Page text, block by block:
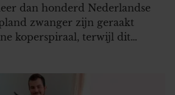
dan honderd Nederlandse
zwanger zijn geraakt
koperspiraal, terwijl dit